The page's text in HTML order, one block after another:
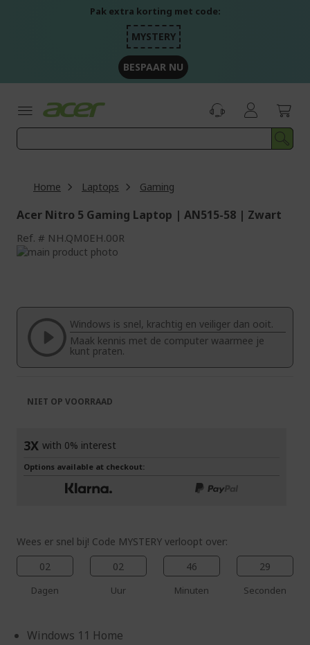
Pak extra korting met code:
MYSTERY
BESPAAR NU
Home Laptops Gaming
Acer Nitro 5 Gaming Laptop | AN515-58 | Zwart
Ref. NH.QM0EH.00R
Ga
van
afbeeldingen-
gallerij
begin
afbeeldingen-
gallerij
Windows is snel, krachtig en veiliger dan ooit.
Maak kennis met de computer waarmee je
kunt praten.
Wees er snel bij! Code MYSTERY verloopt over:
02
Dagen
02
Uur
46
Minuten
28
Seconden
Windows 11 Home
NIET OP VOORRAAD
3X with 0% interest
Options available at checkout: